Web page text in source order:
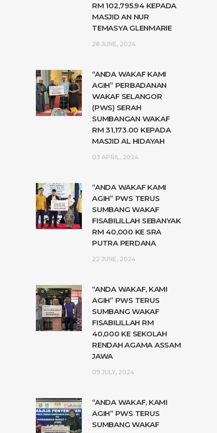
RM 102,795.94 KEPADA
MASJID AN NUR
TEMASYA GLENMARIE
28 JUNE, 2024
“ANDA WAKAF KAMI
AGIH” PERBADANAN
WAKAF SELANGOR
(PWS) SERAH
SUMBANGAN WAKAF
RM 31,173.00 KEPADA
MASJID AL HIDAYAH
03 APRIL, 2024
“ANDA WAKAF KAMI
AGIH” PWS TERUS
SUMBANG WAKAF
FISABILILLAH SEBANYAK
RM 40,000 KE SRA
PUTRA PERDANA
22 JUNE, 2024
“ANDA WAKAF, KAMI
AGIH” PWS TERUS
SUMBANG WAKAF
FISABILILLAH RM
40,000 KE SEKOLAH
RENDAH AGAMA ASSAM
JAWA
09 JULY, 2024
“ANDA WAKAF, KAMI
AGIH” PWS TERUS
SUMBANG WAKAF